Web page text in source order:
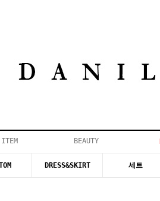
BEAUTY
DRESS&SKIRT 세트